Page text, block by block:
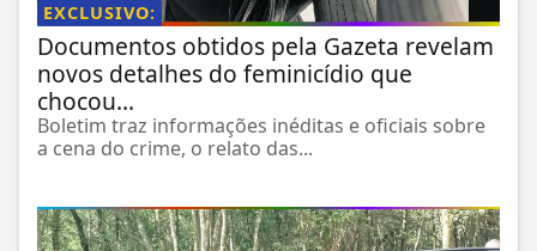
EXCLUSIVO:
Documentos obtidos pela Gazeta revelam
novos detalhes do feminicídio que
chocou...
Boletim traz informações inéditas e oficiais sobre
a cena do crime, o relato das...